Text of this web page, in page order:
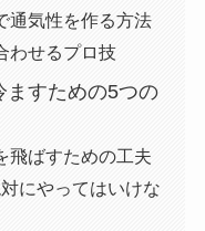
気性を作る方法
わせるプロ技
ますための5つの
ばすための工夫
にやってはいけな